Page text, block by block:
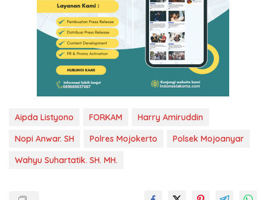
Aipda Listyono FORKAM
Harry Amiruddin
Nopi Anwar. SH
Polres Mojokerto
Polsek Mojoanyar
Wahyu Suhartatik. SH. MH.